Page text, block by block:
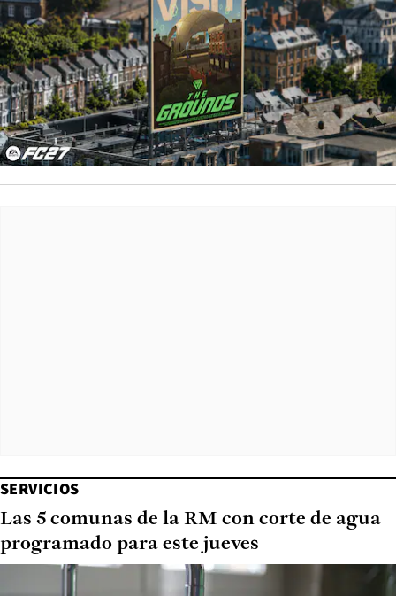
SERVICIOS
Las 5 comunas de la RM con corte de agua
programado para este jueves